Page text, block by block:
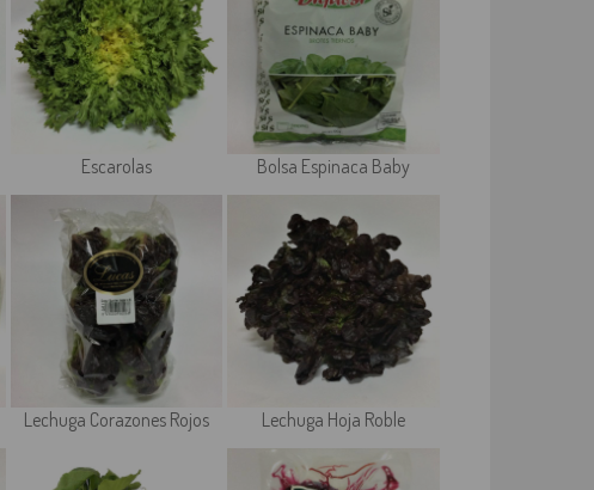
Escarolas Bolsa Espinaca Baby
Lechuga Corazones Rojos Lechuga Hoja Roble